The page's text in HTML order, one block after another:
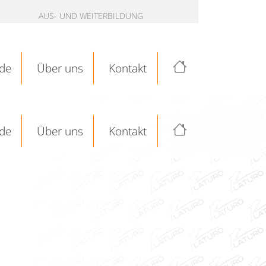
AUS- UND WEITERBILDUNG
Über uns Kontakt
Über uns Kontakt